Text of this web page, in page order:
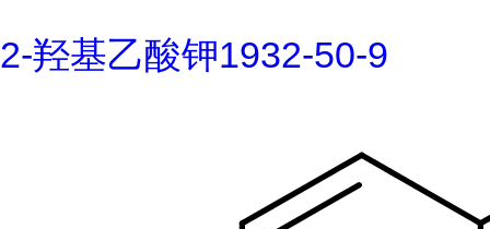
2-羟基乙酸钾1932-50-9